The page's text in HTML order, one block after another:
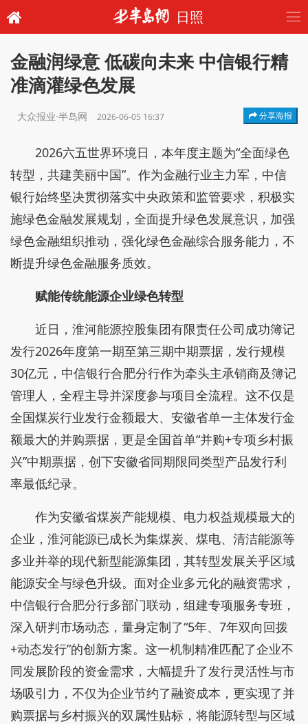
日照
金融润绿意 低碳向未来 中信银行精
准滴灌绿色发展
大众报业·半岛网 2026-06-05 16:37 分享海报
2026六五世界环境日，本年度主题为“全面绿色
转型，共建美丽中国”。作为金融行业主力军，中信
银行始终坚决贯彻落实中央政策和监管要求，积极实
施绿色金融发展规划，全面提升绿色发展意识，加强
绿色金融组织推动，强化绿色金融综合服务能力，不
断提升绿色金融服务质效。
赋能传统能源企业绿色转型
近日，淮河能源控股集团有限责任公司成功簿记
发行2026年度第一期至第三期中期票据，发行规模
30亿元，中信银行合肥分行作为牵头主承销商及簿记
管理人，全程主导并深度参与项目全流程。这不仅是
全国煤炭行业发行金额最大、安徽省单一主体发行金
额最大的并购票据，更是全国首单“并购+专项乡村振
兴”中期票据，创下安徽省同期限同类型产品发行利
率最低纪录。
作为安徽省煤炭产能规模、电力权益规模最大的
企业，淮河能源已成长为集煤炭、煤电、清洁能源等
多业并举的现代新型能源集团，其转型发展关乎区域
能源安全与绿色升级。面对企业多元化的融资需求，
中信银行合肥分行多部门联动，组建专项服务专班，
深入研判市场动态，量身定制了“5年、7年双向回拨
+动态发行”的创新方案。这一机制精准匹配了企业不
同发展阶段的资金需求，大幅提升了发行灵活性与市
场吸引力，不仅为企业节约了融资成本，更实现了并
购票据与乡村振兴的双属性贴标，将能源转型与区域